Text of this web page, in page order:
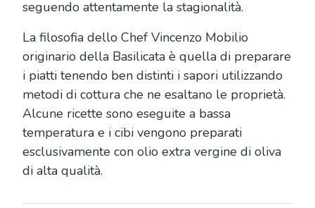
seguendo attentamente la stagionalità.
La filosofia dello Chef Vincenzo Mobilio
originario della Basilicata è quella di preparare
i piatti tenendo ben distinti i sapori utilizzando
metodi di cottura che ne esaltano le proprietà.
Alcune ricette sono eseguite a bassa
temperatura e i cibi vengono preparati
esclusivamente con olio extra vergine di oliva
di alta qualità.